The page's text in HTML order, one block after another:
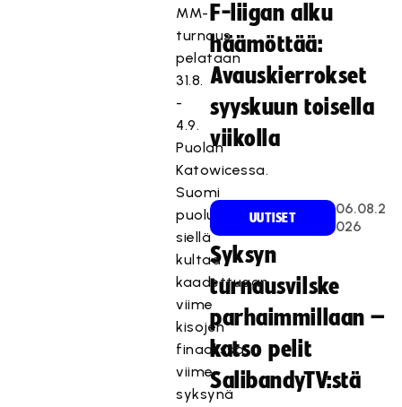
MM-
turnaus
pelataan
31.8.
-
4.9.
Puolan
Katowicessa.
Suomi
puolustaa
siellä
kultaa
kaadettuaan
viime
kisojen
finaalissa
viime
syksynä
F-liigan alku
häämöttää:
Avauskierrokset
syyskuun toisella
viikolla
UUTISET
06.08.2
026
Syksyn
turnausvilske
parhaimmillaan –
katso pelit
SalibandyTV:stä